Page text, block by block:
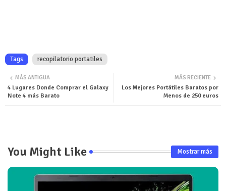
Tags recopilatorio portatiles
MÁS RECIENTE
Los Mejores Portátiles Baratos por
Menos de 250 euros
MÁS ANTIGUA
4 Lugares Donde Comprar el Galaxy
Note 4 más Barato
You Might Like Mostrar más